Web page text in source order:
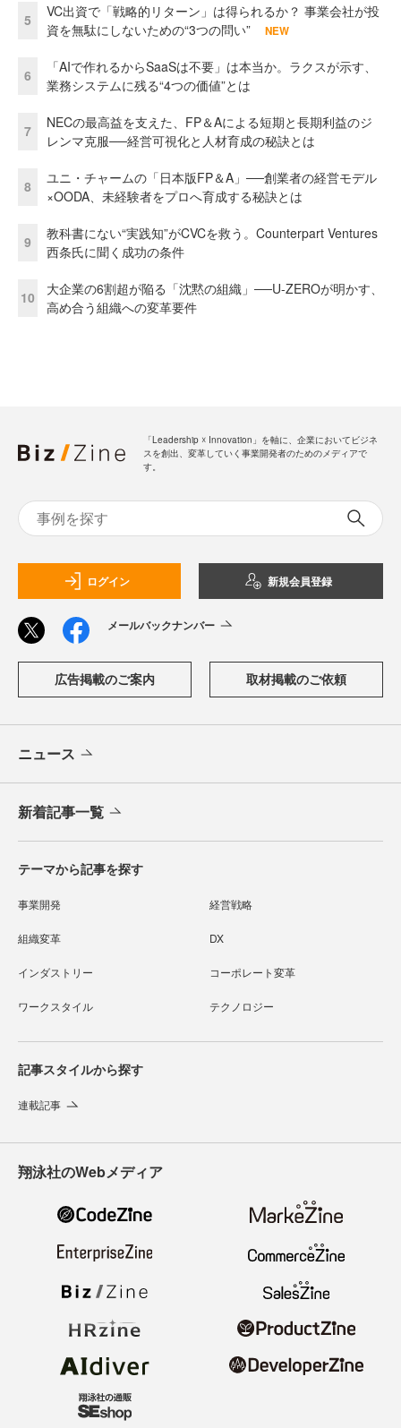
5
VC出資で「戦略的リターン」は得られるか？ 事業会社が投
資を無駄にしないための“3つの問い”
NEW
6
「AIで作れるからSaaSは不要」は本当か。ラクスが示す、
業務システムに残る“4つの価値”とは
7
NECの最高益を支えた、FP＆Aによる短期と長期利益のジ
レンマ克服──経営可視化と人材育成の秘訣とは
8
ユニ・チャームの「日本版FP＆A」──創業者の経営モデル
×OODA、未経験者をプロへ育成する秘訣とは
9
教科書にない“実践知”がCVCを救う。Counterpart Ventures
西条氏に聞く成功の条件
10
大企業の6割超が陥る「沈黙の組織」──U-ZEROが明かす、
高め合う組織への変革要件
「Leadership ☓ Innovation」を軸に、企業においてビジネ
スを創出、変革していく事業開発者のためのメディアで
す。
ログイン 新規会員登録
メールバックナンバー
広告掲載のご案内 取材掲載のご依頼
ニュース
新着記事一覧
テーマから記事を探す
事業開発 経営戦略
組織変革 DX
インダストリー コーポレート変革
ワークスタイル テクノロジー
記事スタイルから探す
連載記事
翔泳社のWebメディア